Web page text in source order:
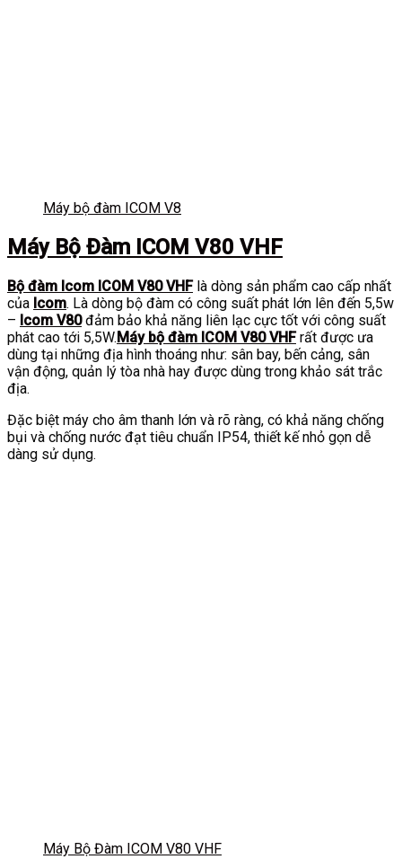
Máy bộ đàm ICOM V8
Máy Bộ Đàm ICOM V80 VHF
Bộ đàm Icom ICOM V80 VHFlà dòng sản phẩm cao cấp nhất
của Icom. Là dòng bộ đàm có công suất phát lớn lên đến 5,5w
– Icom V80đảm bảo khả năng liên lạc cực tốt với công suất
phát cao tới 5,5W. Máy bộ đàm ICOM V80 VHFrất được ưa
dùng tại những địa hình thoáng như: sân bay, bến cảng, sân
vận động, quản lý tòa nhà hay được dùng trong khảo sát trắc
địa.
Đặc biệt máy cho âm thanh lớn và rõ ràng, có khả năng chống
bụi và chống nước đạt tiêu chuẩn IP54, thiết kế nhỏ gọn dễ
dàng sử dụng.
Máy Bộ Đàm ICOM V80 VHF